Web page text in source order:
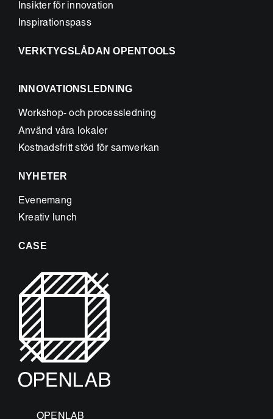
Insikter för innovation
Inspirationspass
VERKTYGSLÅDAN OPENTOOLS
INNOVATIONSLEDNING
Workshop- och processledning
Använd våra lokaler
Kostnadsfritt stöd för samverkan
NYHETER
Evenemang
Kreativ lunch
CASE